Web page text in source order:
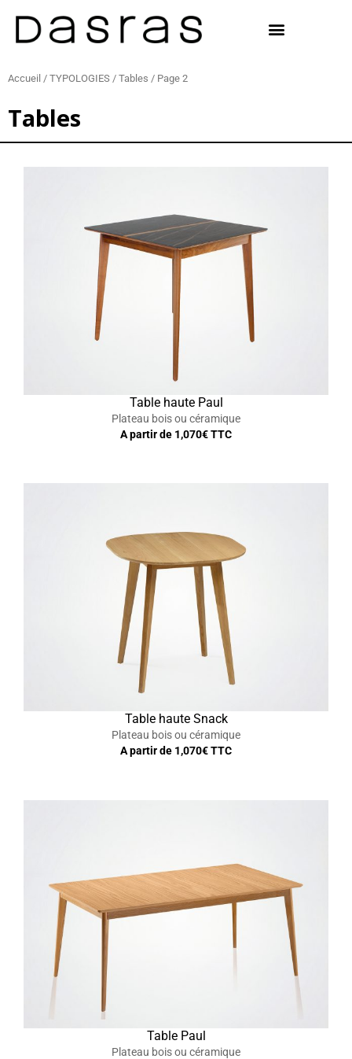
contenu
Accueil / TYPOLOGIES / Tables / Page 2
Tables
Table haute Paul
Plateau bois ou céramique
A partir de 1,070€ TTC
Table haute Snack
Plateau bois ou céramique
A partir de 1,070€ TTC
Table Paul
Plateau bois ou céramique